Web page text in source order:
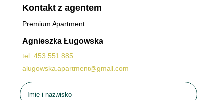
Kontakt z agentem
Premium Apartment
Agnieszka Ługowska
tel. 453 551 885
alugowska.apartment@gmail.com